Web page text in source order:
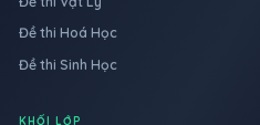
Đề thi Hoá Học
Đề thi Sinh Học
KHỐI LỚP